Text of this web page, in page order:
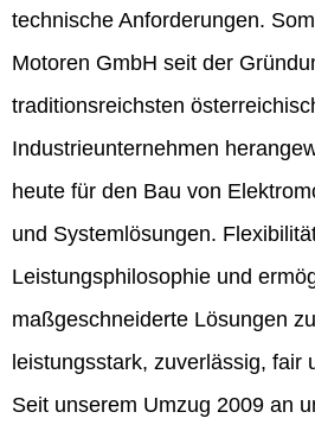
technische Anforderungen.
Motoren GmbH seit der
traditionsreichsten
Industrieunternehmen
heute für den Bau von
und Systemlösungen.
Leistungsphilosophie und
maßgeschneiderte Lösungen
leistungsstark, zuverlässig, fair
Seit unserem Umzug 2009 an